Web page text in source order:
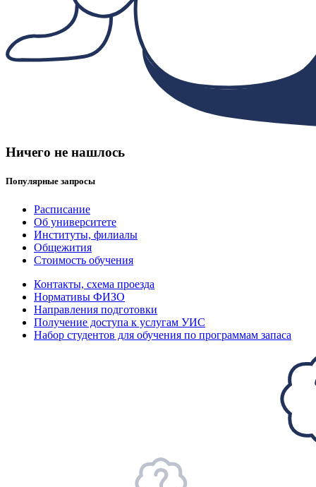
Ничего не нашлось
Популярные запросы
Расписание
Об университете
Институты, филиалы
Общежития
Стоимость обучения
Контакты, схема проезда
Нормативы ФИЗО
Направления подготовки
Получение доступа к услугам УИС
Набор студентов для обучения по программам запаса